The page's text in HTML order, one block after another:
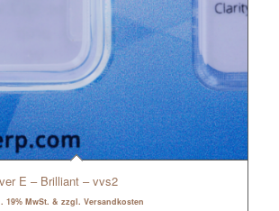
E – Brilliant – vvs2
19% MwSt. & zzgl. Versandkosten